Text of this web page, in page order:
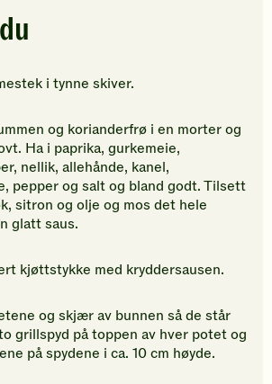
din
i tynne skiver.
og korianderfrø i en morter og
Ha i paprika, gurkemeie,
nellik, allehånde, kanel,
pepper og salt og bland godt. Tilsett
sitron og olje og mos det hele
glatt saus.
kjøttstykke med kryddersausen.
og skjær av bunnen så de står
grillspyd på toppen av hver potet og
på spydene i ca. 10 cm høyde.